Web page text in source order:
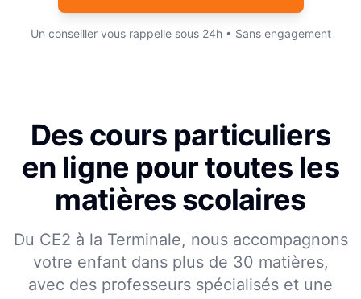
Un conseiller vous rappelle sous 24h • Sans engagement
Des cours particuliers
en ligne pour toutes les
matières scolaires
Du CE2 à la Terminale, nous accompagnons
votre enfant dans plus de 30 matières,
avec des professeurs spécialisés et une